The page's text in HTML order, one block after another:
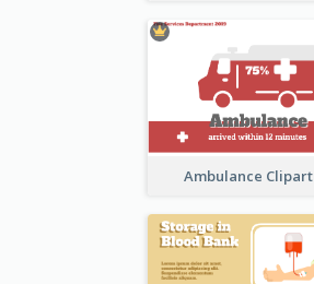
Ambulance Clipart